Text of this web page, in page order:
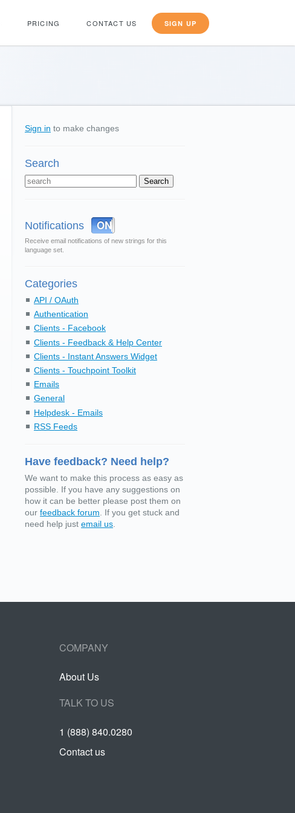
PRICING CONTACT US SIGN UP
Sign in to make changes
Search
Notifications OFF
ON
Receive email notifications of new strings for this
language set.
Categories
API / OAuth
Authentication
Clients - Facebook
Clients - Feedback & Help Center
Clients - Instant Answers Widget
Clients - Touchpoint Toolkit
Emails
General
Helpdesk - Emails
RSS Feeds
Have feedback? Need help?
We want to make this process as easy as
possible. If you have any suggestions on
how it can be better please post them on
our feedback forum . If you get stuck and
need help just email us
COMPANY
About Us
TALK TO US
1 (888) 840.0280
Contact us